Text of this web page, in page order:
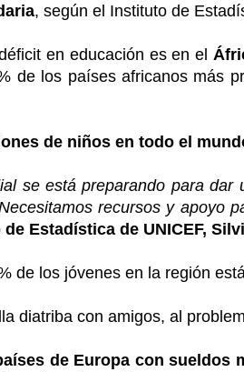
, según el Instituto de
en educación es en el
de los países africanos más
de niños en todo el
se está preparando para
recursos y apoyo
Estadística de UNICEF,
de los jóvenes en la región
diatriba con amigos, al
de Europa con sueldos